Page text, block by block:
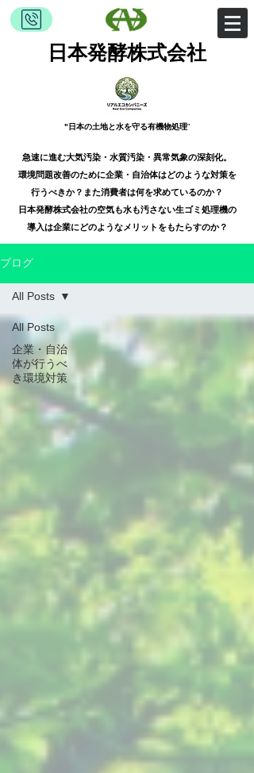
日本発酵株式会社
"日本の土地と水を守る有機物処理​"
急速に進む大気汚染・水質汚染・異常気象の深刻化。
​環境問題改善のために企業・自治体はどのような対策を
行うべきか？また消費者は何を求めているのか？
日本発酵株式会社の空気も水も汚さない生ゴミ処理機の
導入は企業にどのようなメリットをもたらすのか？
ブログ
All Posts
企業・自治
体が行うべ
き環境対策
All Posts